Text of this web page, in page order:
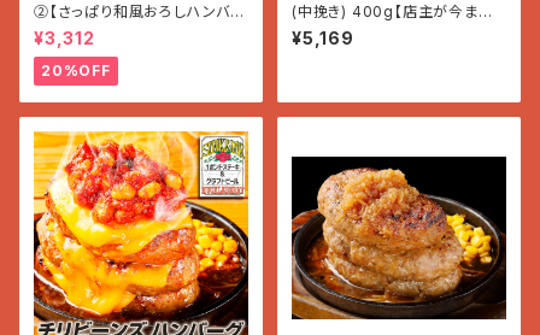
②【さっぱり和風おろしハンバー
グ】〜かぼす風味〜 (180g×3
個入り 5400g)
¥3,312
20%OFF
(中挽き) 400g【店主が今まで
秘密にしていたコーヒー】
¥5,169